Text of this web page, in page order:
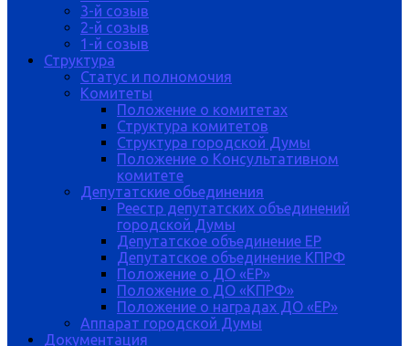
3-й созыв
2-й созыв
1-й созыв
Структура
Статус и полномочия
Комитеты
Положение о комитетах
Структура комитетов
Структура городской Думы
Положение о Консультативном
комитете
Депутатские обьединения
Реестр депутатских объединений
городской Думы
Депутатское объединение ЕР
Депутатское объединение КПРФ
Положение о ДО «ЕР»
Положение о ДО «КПРФ»
Положение о наградах ДО «ЕР»
Аппарат городской Думы
Документация